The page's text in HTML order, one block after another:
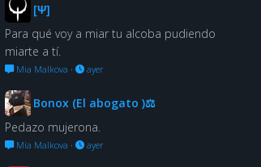
[Ψ]
Para qué voy a miar tu alcoba pudiendo
miarte a tí.
Mia Malkova · ayer
Bonox (El abogato )⚖
Pedazo mujerona.
Mia Malkova · ayer